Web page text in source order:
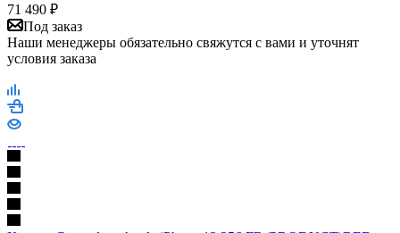
71 490 ₽
Под заказ
Наши менеджеры обязательно свяжутся с вами и уточнят
условия заказа